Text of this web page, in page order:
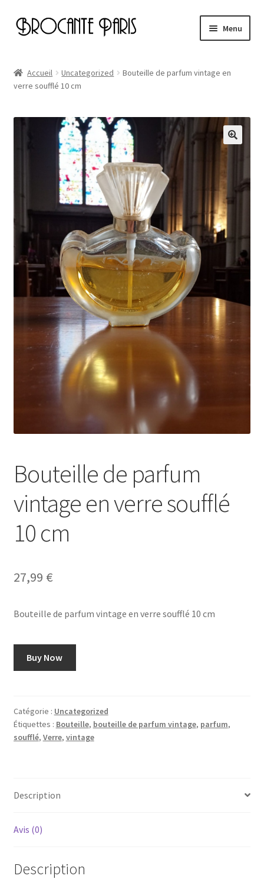
Aller
navigation
Aller
au
Menu
Cart
Checkout
My account
Page d’exemple
Accueil Uncategorized
Bouteille de parfum vintage en
verre soufflé 10 cm
Bouteille de parfum
vintage en verre soufflé
10 cm
27,99 €
Bouteille de parfum vintage en verre soufflé 10 cm
Buy Now
Catégorie : Uncategorized
Étiquettes : Bouteille, bouteille de parfum vintage, parfum,
soufflé, Verre, vintage
Description
Avis (0)
Description